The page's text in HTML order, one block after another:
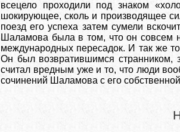
всецело проходили под знаком
шокирующее, сколь и производящее
поезд его успеха затем сумели
Шаламова была в том, что он совсем
международных пересадок. И так же
Он был возвратившимся странником,
считал вредным уже и то, что люди
сочинений Шаламова с его